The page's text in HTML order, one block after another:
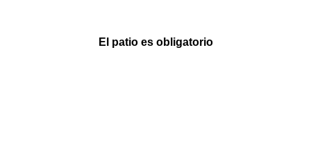
El patio es obligatorio